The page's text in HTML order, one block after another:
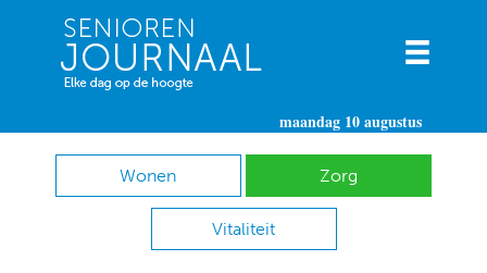
maandag 10 augustus
Wonen Zorg
Vitaliteit